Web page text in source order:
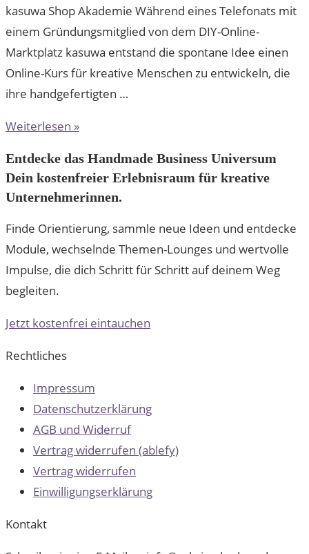
kasuwa Shop Akademie Während eines Telefonats mit
einem Gründungsmitglied von dem DIY-Online-
Marktplatz kasuwa entstand die spontane Idee einen
Online-Kurs für kreative Menschen zu entwickeln, die
ihre handgefertigten …
Weiterlesen »
Entdecke das Handmade Business Universum
Dein kostenfreier Erlebnisraum für kreative
Unternehmerinnen.
Finde Orientierung, sammle neue Ideen und entdecke
Module, wechselnde Themen-Lounges und wertvolle
Impulse, die dich Schritt für Schritt auf deinem Weg
begleiten.
Jetzt kostenfrei eintauchen
Rechtliches
Impressum
Datenschutzerklärung
AGB und Widerruf
Vertrag widerrufen (ablefy)
Vertrag widerrufen
Einwilligungserklärung
Kontakt